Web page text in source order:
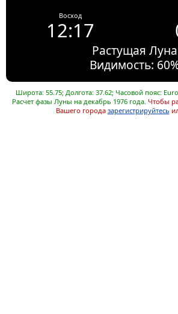
Восход
12:17
Растущая Луна
Видимость:
Широта: 55.75; Долгота: 37.62; Часовой пояс:
Расчет фазы Луны на декабрь 1976 года. Чтобы
Вашего города зарегистрируйтесь